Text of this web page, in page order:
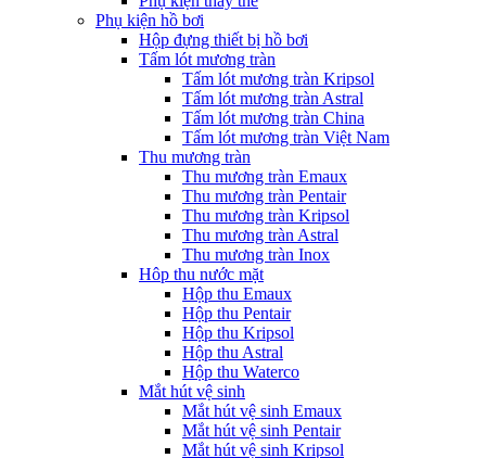
Phụ kiện hồ bơi
Hộp đựng thiết bị hồ bơi
Tấm lót mương tràn
Tấm lót mương tràn Kripsol
Tấm lót mương tràn Astral
Tấm lót mương tràn China
Tấm lót mương tràn Việt Nam
Thu mương tràn
Thu mương tràn Emaux
Thu mương tràn Pentair
Thu mương tràn Kripsol
Thu mương tràn Astral
Thu mương tràn Inox
Hôp thu nước mặt
Hộp thu Emaux
Hộp thu Pentair
Hộp thu Kripsol
Hộp thu Astral
Hộp thu Waterco
Mắt hút vệ sinh
Mắt hút vệ sinh Emaux
Mắt hút vệ sinh Pentair
Mắt hút vệ sinh Kripsol